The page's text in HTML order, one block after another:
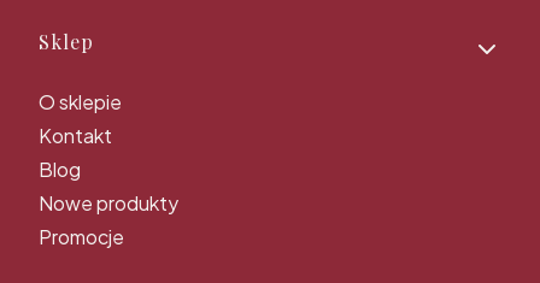
Linki w stopce
Sklep
O sklepie
Kontakt
Blog
Nowe produkty
Promocje